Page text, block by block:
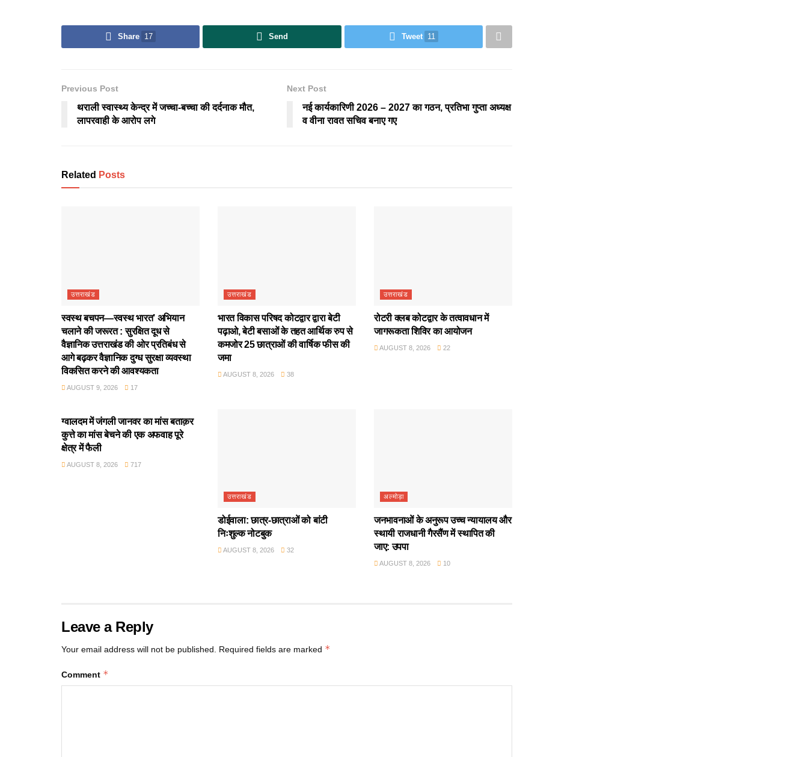
Share 17 Send Tweet 11
Previous Post
थराली स्वास्थ्य केन्द्र में जच्चा-बच्चा की दर्दनाक मौत,
लापरवाही के आरोप लगे
Next Post
नई कार्यकारिणी 2026 – 2027 का गठन, प्रतिभा गुप्ता अध्यक्ष
व वीना रावत सचिव बनाए गए
Related Posts
उत्तराखंड
स्वस्थ बचपन—स्वस्थ भारत’ अभियान
चलाने की जरूरत : सुरक्षित दूध से
वैज्ञानिक उत्तराखंड की ओर प्रतिबंध से
आगे बढ़कर वैज्ञानिक दुग्ध सुरक्षा व्यवस्था
विकसित करने की आवश्यकता
AUGUST 9, 2026 17
उत्तराखंड
भारत विकास परिषद कोटद्वार द्वारा बेटी
पढ़ाओ, बेटी बसाओं के तहत आर्थिक रुप से
कमजोर 25 छात्राओं की वार्षिक फीस की
जमा
AUGUST 8, 2026 38
उत्तराखंड
रोटरी क्लब कोटद्वार के तत्वावधान में
जागरूकता शिविर का आयोजन
AUGUST 8, 2026 22
ग्वालदम में जंगली जानवर का मांस बताक़र
कुत्ते का मांस बेचने की एक अफवाह पूरे
क्षेत्र में फैली
AUGUST 8, 2026 717
उत्तराखंड
डोईवाला: छात्र-छात्राओं को बांटी
निःशुल्क नोटबुक
AUGUST 8, 2026 32
अल्मोड़ा
जनभावनाओं के अनुरूप उच्च न्यायालय और
स्थायी राजधानी गैरसैंण में स्थापित की
जाए: उपपा
AUGUST 8, 2026 10
Leave a Reply
Your email address will not be published. Required fields are marked *
Comment *